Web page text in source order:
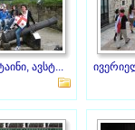
ავსტ...